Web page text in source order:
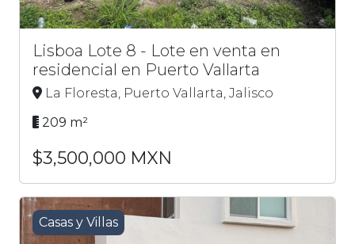
Lisboa Lote 8 - Lote en venta en
residencial en Puerto Vallarta
La Floresta, Puerto Vallarta, Jalisco
209 m²
$3,500,000 MXN
Casas y Villas